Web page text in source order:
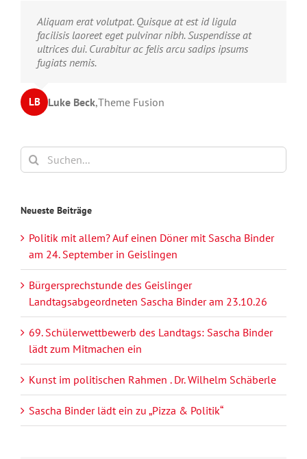
Neque porro quisquam est, qui dolorem ipsum quia
dolor sit amet, consec tetur, adipisci velit, sed quia
non numquam eius modi tempora voluptas amets
unser.
JD John Doe,My Company
Aliquam erat volutpat. Quisque at est id ligula
facilisis laoreet eget pulvinar nibh. Suspendisse at
ultrices dui. Curabitur ac felis arcu sadips ipsums
fugiats nemis.
LB Luke Beck,Theme Fusion
Suche
nach:
Neueste Beiträge
Politik mit allem? Auf einen Döner mit Sascha Binder
am 24. September in Geislingen
Bürgersprechstunde des Geislinger
Landtagsabgeordneten Sascha Binder am 23.10.26
69. Schülerwettbewerb des Landtags: Sascha Binder
lädt zum Mitmachen ein
Kunst im politischen Rahmen . Dr. Wilhelm Schäberle
Sascha Binder lädt ein zu „Pizza & Politik“